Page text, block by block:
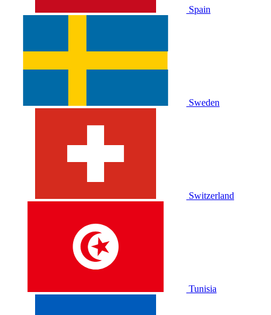
Spain
Sweden
Switzerland
Tunisia